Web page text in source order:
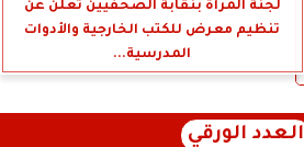
لجنة المرأة بنقابة الصحفيين تعلن عن
تنظيم معرض للكتب الخارجية والأدوات
المدرسية...
العدد الورقي